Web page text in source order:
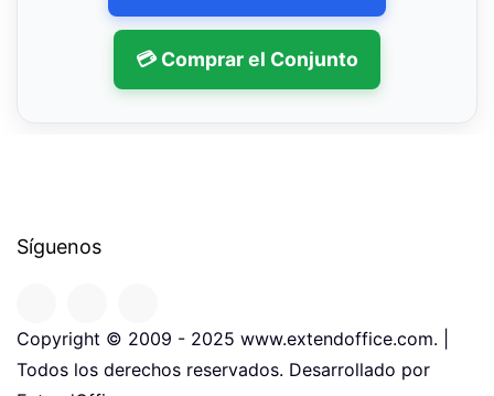
💳 Comprar el Conjunto
Síguenos
Copyright © 2009 - 2025 www.extendoffice.com. |
Todos los derechos reservados. Desarrollado por